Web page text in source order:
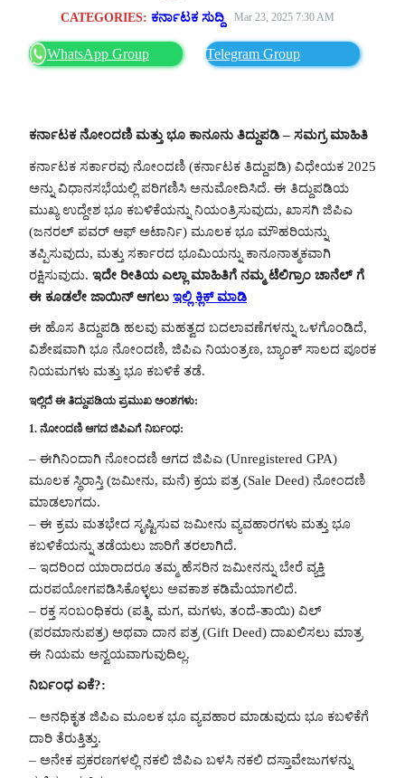
CATEGORIES:ಕರ್ನಾಟಕ ಸುದ್ದಿ Mar 23, 2025 7:30 AM
WhatsApp Group Telegram Group
ಕರ್ನಾಟಕ ನೋಂದಣಿ ಮತ್ತು ಭೂ ಕಾನೂನು ತಿದ್ದುಪಡಿ – ಸಮಗ್ರ ಮಾಹಿತಿ
ಕರ್ನಾಟಕ ಸರ್ಕಾರವು ನೋಂದಣಿ (ಕರ್ನಾಟಕ ತಿದ್ದುಪಡಿ) ವಿಧೇಯಕ 2025
ಅನ್ನು ವಿಧಾನಸಭೆಯಲ್ಲಿ ಪರಿಗಣಿಸಿ ಅನುಮೋದಿಸಿದೆ. ಈ ತಿದ್ದುಪಡಿಯ
ಮುಖ್ಯ ಉದ್ದೇಶ ಭೂ ಕಬಳಿಕೆಯನ್ನು ನಿಯಂತ್ರಿಸುವುದು, ಖಾಸಗಿ ಜಿಪಿಎ
(ಜನರಲ್ ಪವರ್ ಆಫ್ ಅಟಾರ್ನಿ) ಮೂಲಕ ಭೂ ಮೌಹರಿಯನ್ನು
ತಪ್ಪಿಸುವುದು, ಮತ್ತು ಸರ್ಕಾರದ ಭೂಮಿಯನ್ನು ಕಾನೂನಾತ್ಮಕವಾಗಿ
ರಕ್ಷಿಸುವುದು. ಇದೇ ರೀತಿಯ ಎಲ್ಲಾ ಮಾಹಿತಿಗೆ ನಮ್ಮ ಟೆಲಿಗ್ರಾಂ ಚಾನೆಲ್ ಗೆ
ಈ ಕೂಡಲೇ ಜಾಯಿನ್ ಆಗಲು ಇಲ್ಲಿ ಕ್ಲಿಕ್ ಮಾಡಿ
ಈ ಹೊಸ ತಿದ್ದುಪಡಿ ಹಲವು ಮಹತ್ವದ ಬದಲಾವಣೆಗಳನ್ನು ಒಳಗೊಂಡಿದೆ,
ವಿಶೇಷವಾಗಿ ಭೂ ನೋಂದಣಿ, ಜಿಪಿಎ ನಿಯಂತ್ರಣ, ಬ್ಯಾಂಕ್ ಸಾಲದ ಪೂರಕ
ನಿಯಮಗಳು ಮತ್ತು ಭೂ ಕಬಳಿಕೆ ತಡೆ.
ಇಲ್ಲಿದೆ ಈ ತಿದ್ದುಪಡಿಯ ಪ್ರಮುಖ ಅಂಶಗಳು:
1. ನೋಂದಣಿ ಆಗದ ಜಿಪಿಎಗೆ ನಿರ್ಬಂಧ:
– ಈಗಿನಿಂದಾಗಿ ನೋಂದಣಿ ಆಗದ ಜಿಪಿಎ (Unregistered GPA)
ಮೂಲಕ ಸ್ಥಿರಾಸ್ತಿ (ಜಮೀನು, ಮನೆ) ಕ್ರಯ ಪತ್ರ (Sale Deed) ನೋಂದಣಿ
ಮಾಡಲಾಗದು.
– ಈ ಕ್ರಮ ಮತಭೇದ ಸೃಷ್ಟಿಸುವ ಜಮೀನು ವ್ಯವಹಾರಗಳು ಮತ್ತು ಭೂ
ಕಬಳಿಕೆಯನ್ನು ತಡೆಯಲು ಜಾರಿಗೆ ತರಲಾಗಿದೆ.
– ಇದರಿಂದ ಯಾರಾದರೂ ತಮ್ಮ ಹೆಸರಿನ ಜಮೀನನ್ನು ಬೇರೆ ವ್ಯಕ್ತಿ
ದುರಪಯೋಗಪಡಿಸಿಕೊಳ್ಳಲು ಅವಕಾಶ ಕಡಿಮೆಯಾಗಲಿದೆ.
– ರಕ್ತ ಸಂಬಂಧಿಕರು (ಪತ್ನಿ, ಮಗ, ಮಗಳು, ತಂದೆ-ತಾಯಿ) ವಿಲ್
(ಪರಮಾನುಪತ್ರ) ಅಥವಾ ದಾನ ಪತ್ರ (Gift Deed) ದಾಖಲಿಸಲು ಮಾತ್ರ
ಈ ನಿಯಮ ಅನ್ವಯವಾಗುವುದಿಲ್ಲ.
ನಿರ್ಬಂಧ ಏಕೆ?:
– ಅನಧಿಕೃತ ಜಿಪಿಎ ಮೂಲಕ ಭೂ ವ್ಯವಹಾರ ಮಾಡುವುದು ಭೂ ಕಬಳಿಕೆಗೆ
ದಾರಿ ತೆರುತ್ತಿತ್ತು.
– ಅನೇಕ ಪ್ರಕರಣಗಳಲ್ಲಿ ನಕಲಿ ಜಿಪಿಎ ಬಳಸಿ ನಕಲಿ ದಸ್ತಾವೇಜುಗಳನ್ನು